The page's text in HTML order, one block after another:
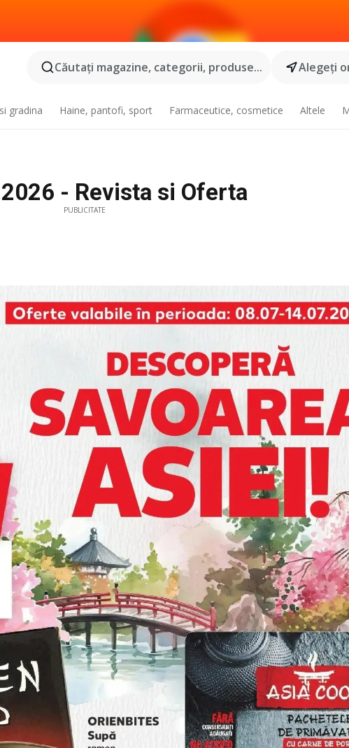
Căutaţi magazine, categorii, produse...
Alegeţi
gradina Haine, pantofi, sport Farmaceutice, cosmetice Altele
- Revista si Oferta
PUBLICITATE